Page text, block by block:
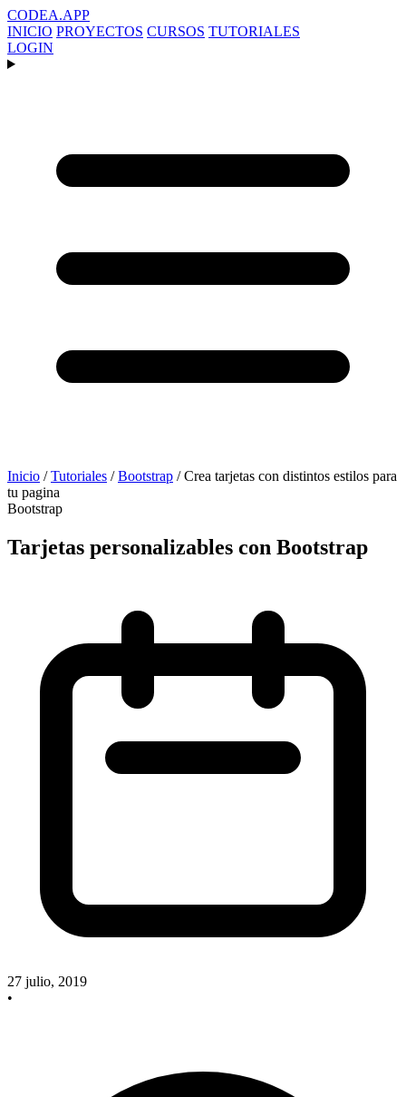
CODEA.APP
INICIO PROYECTOS CURSOS TUTORIALES
LOGIN
Inicio / Tutoriales / Bootstrap / Crea tarjetas con distintos estilos para
tu pagina
Bootstrap
Tarjetas personalizables con Bootstrap
27 julio, 2019
•